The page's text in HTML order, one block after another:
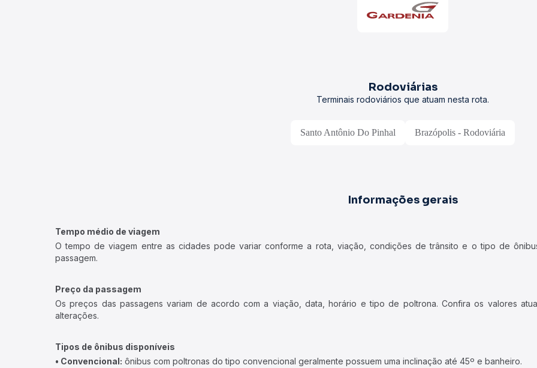
Rodoviárias
Terminais rodoviários que atuam nesta rota.
Santo Antônio Do Pinhal Brazópolis - Rodoviária
Informações gerais
Tempo médio de viagem
O tempo de viagem entre as cidades pode variar conforme a rota, viação, condições de trânsito e o tipo de
passagem.
Preço da passagem
Os preços das passagens variam de acordo com a viação, data, horário e tipo de poltrona. Confira os valores
alterações.
Tipos de ônibus disponíveis
• Convencional: ônibus com poltronas do tipo convencional geralmente possuem uma inclinação até 45º e banheiro.